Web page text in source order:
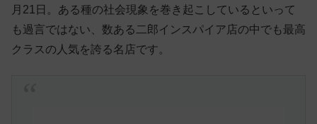
月21日。ある種の社会現象を巻き起こしているといって
も過言ではない、数ある二郎インスパイア店の中でも最高
クラスの人気を誇る名店です。